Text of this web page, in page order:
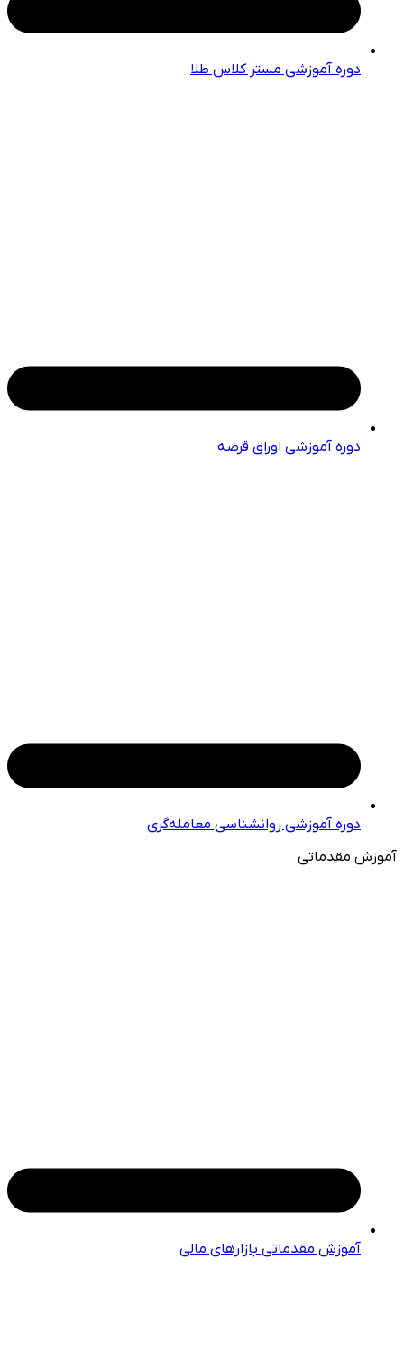
دوره آموزشی مستر کلاس طلا
دوره آموزشی اوراق قرضه
دوره آموزشی روانشناسی معامله‌گری
آموزش مقدماتی
آموزش مقدماتی بازارهای مالی